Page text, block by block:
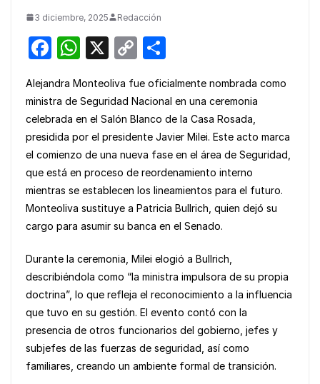
3 diciembre, 2025 Redacción
F
c
e
b
o
o
k
W
at
s
A
p
p
X
C
p
y
Li
n
k
ar
e
Alejandra Monteoliva fue oficialmente nombrada como
ministra de Seguridad Nacional en una ceremonia
celebrada en el Salón Blanco de la Casa Rosada,
presidida por el presidente Javier Milei. Este acto marca
el comienzo de una nueva fase en el área de Seguridad,
que está en proceso de reordenamiento interno
mientras se establecen los lineamientos para el futuro.
Monteoliva sustituye a Patricia Bullrich, quien dejó su
cargo para asumir su banca en el Senado.
Durante la ceremonia, Milei elogió a Bullrich,
describiéndola como “la ministra impulsora de su propia
doctrina”, lo que refleja el reconocimiento a la influencia
que tuvo en su gestión. El evento contó con la
presencia de otros funcionarios del gobierno, jefes y
subjefes de las fuerzas de seguridad, así como
familiares, creando un ambiente formal de transición.